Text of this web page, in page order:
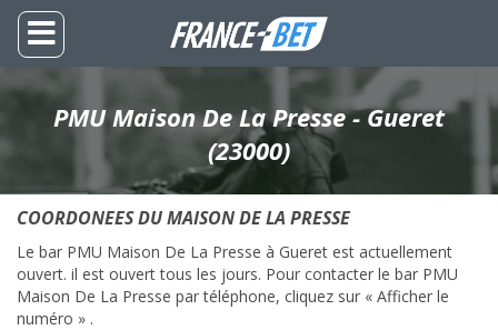
PMU Maison De La Presse - Gueret
(23000)
COORDONEES DU MAISON DE LA PRESSE
Le bar PMU Maison De La Presse à Gueret est actuellement
ouvert. il est ouvert tous les jours. Pour contacter le bar PMU
Maison De La Presse par téléphone, cliquez sur « Afficher le
numéro » .